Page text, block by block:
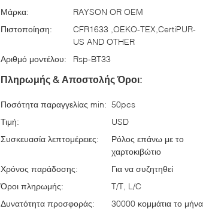
Μάρκα:
RAYSON OR OEM
Πιστοποίηση:
CFR1633 ,OEKO-TEX,CertiPUR-
US AND OTHER
Αριθμό μοντέλου:
Rsp-BT33
Πληρωμής & Αποστολής Όροι:
Ποσότητα παραγγελίας min: 50pcs
Τιμή:
USD
Συσκευασία λεπτομέρειες:
Ρόλος επάνω με το
χαρτοκιβώτιο
Χρόνος παράδοσης:
Για να συζητηθεί
Όροι πληρωμής:
T/T, L/C
Δυνατότητα προσφοράς:
30000 κομμάτια το μήνα